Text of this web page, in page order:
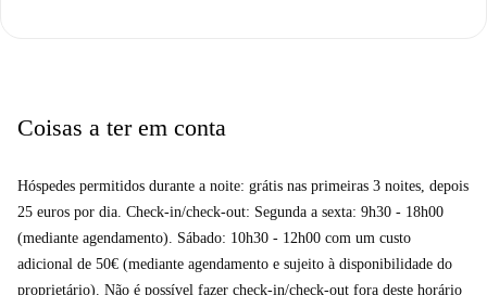
Coisas a ter em conta
Hóspedes permitidos durante a noite: grátis nas primeiras 3 noites, depois
25 euros por dia. Check-in/check-out: Segunda a sexta: 9h30 - 18h00
(mediante agendamento). Sábado: 10h30 - 12h00 com um custo
adicional de 50€ (mediante agendamento e sujeito à disponibilidade do
proprietário). Não é possível fazer check-in/check-out fora deste horário